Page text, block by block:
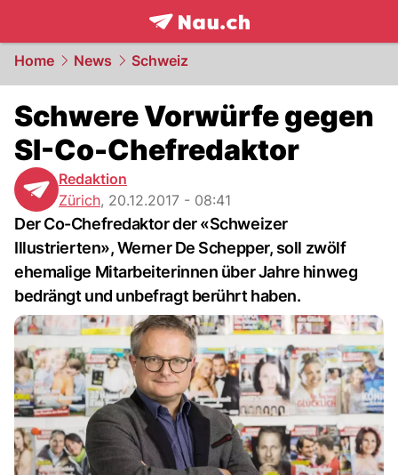
frontpage.NAU.ch
Home News Schweiz
Schwere Vorwürfe gegen
SI-Co-Chefredaktor
Redaktion
Zürich, 20.12.2017 - 08:41
Der Co-Chefredaktor der «Schweizer
Illustrierten», Werner De Schepper, soll zwölf
ehemalige Mitarbeiterinnen über Jahre hinweg
bedrängt und unbefragt berührt haben.